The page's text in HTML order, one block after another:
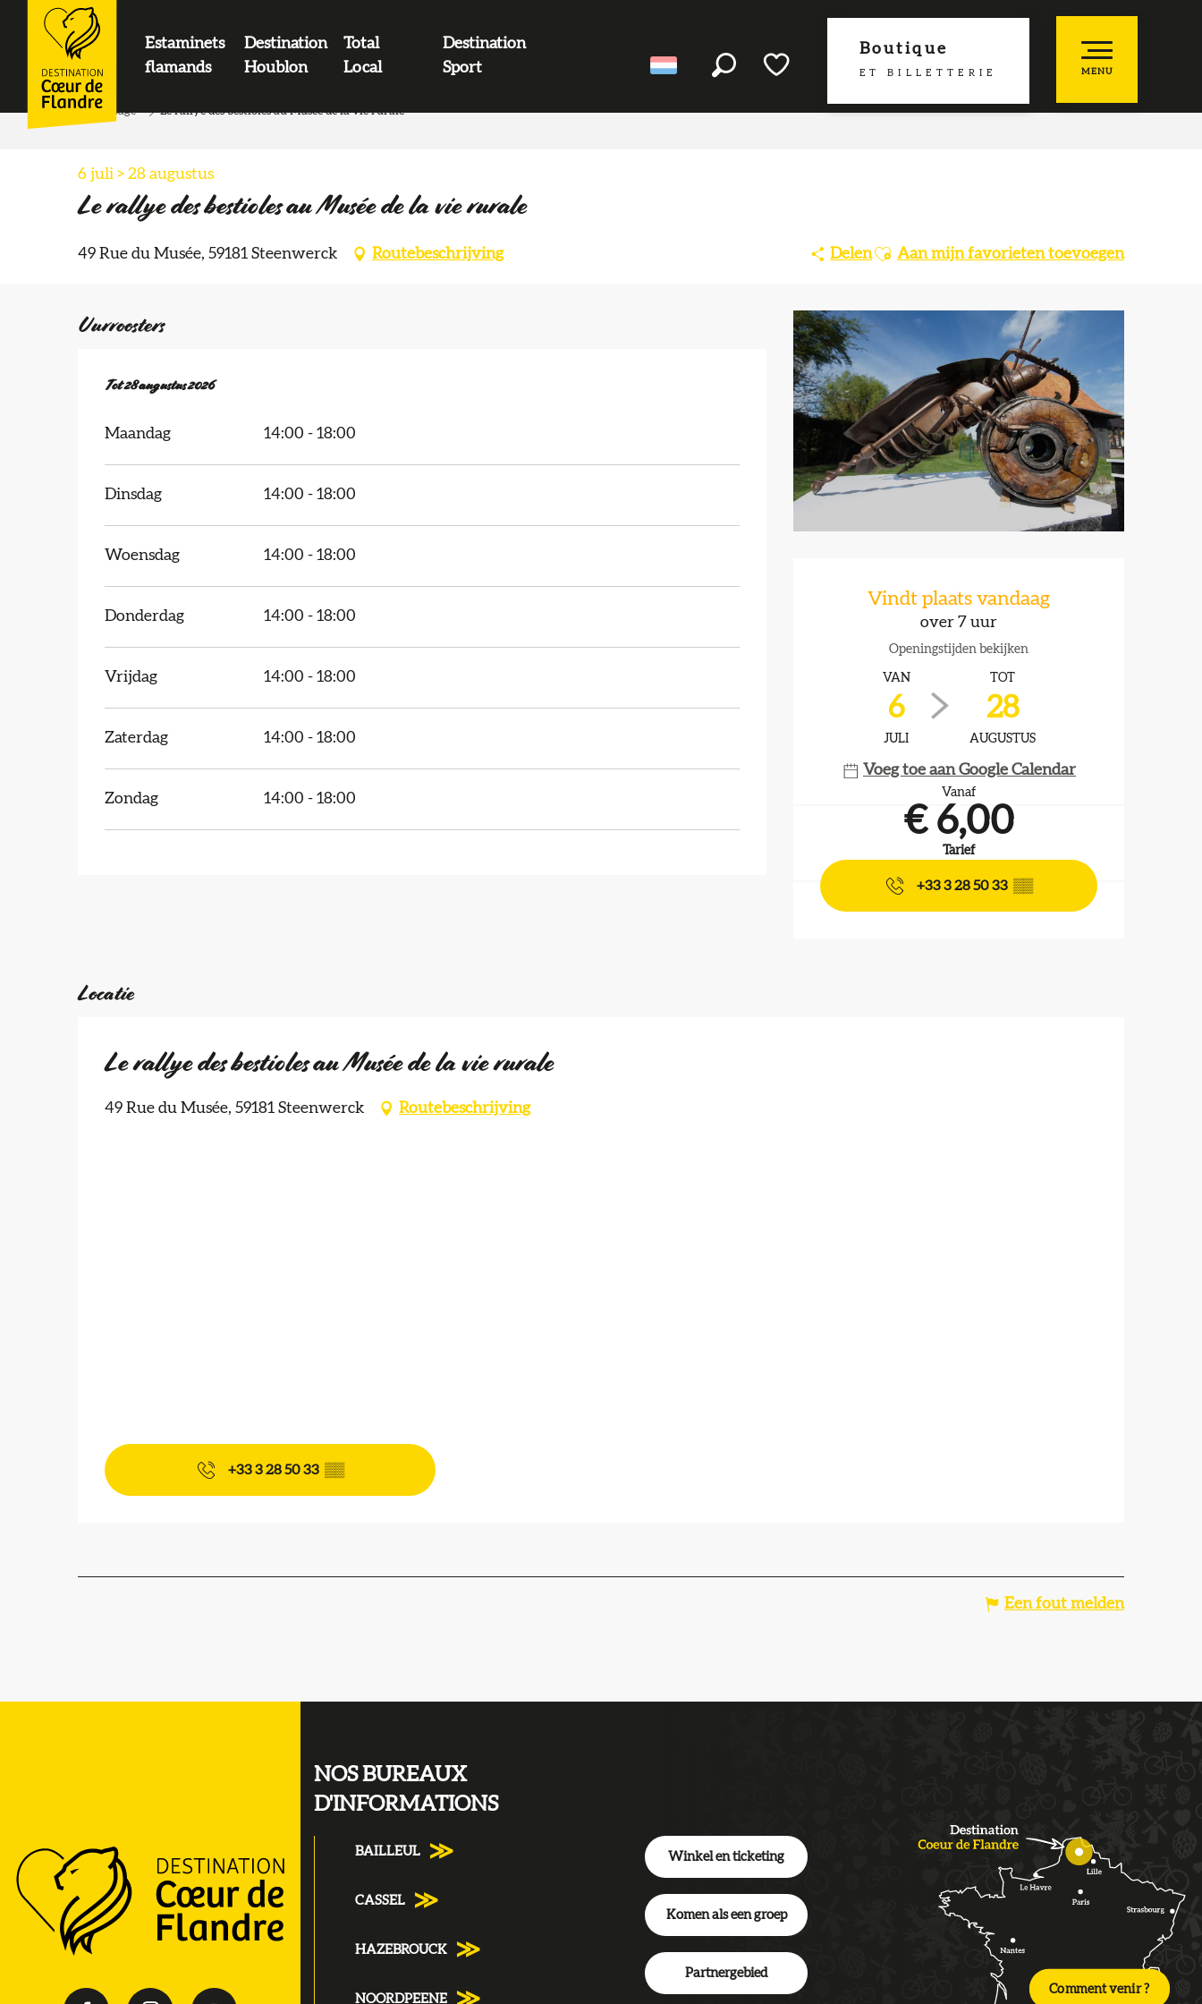
contenu
principal
Boutique
ET BILLETTERIE
Estaminets
flamands
Destination
Houblon
Total
Local
Destination
Sport
MENU
LOGO
Home page Le rallye des bestioles au Musée de la vie rurale
6 juli > 28 augustus
Le rallye des bestioles au Musée de la vie rurale
49 Rue du Musée, 59181 Steenwerck Routebeschrijving DelenAjouter aux favoris
Aan mijn favorieten toevoegen
Openingstijden en
Vindt plaats vandaag
over 7 uur
Openingstijden bekijken
VAN
6
JULI
TOT
28
AUGUSTUS
Voeg toe aan Google Calendar
Vanaf
€ 6,00
Tarief
+33 3 28 50 33 ▒▒
Uurroosters
Vanaf6 juli 2026tot28 augustus 2026
Tot28 augustus 2026
Maandag 14:00 - 18:00
Dinsdag 14:00 - 18:00
Woensdag 14:00 - 18:00
Donderdag 14:00 - 18:00
Vrijdag 14:00 - 18:00
Zaterdag 14:00 - 18:00
Zondag 14:00 - 18:00
Locatie
Le rallye des bestioles au Musée de la vie rurale
49 Rue du Musée, 59181 Steenwerck Routebeschrijving
+33 3 28 50 33 ▒▒
Een fout melden
NOS BUREAUX
D'INFORMATIONS
BAILLEUL
CASSEL
HAZEBROUCK
NOORDPEENE
Winkel en ticketing
Komen als een groep
Partnergebied
Comment venir ?